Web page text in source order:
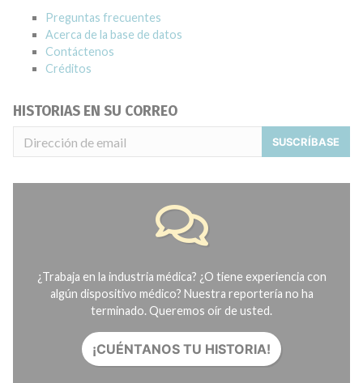
Preguntas frecuentes
Acerca de la base de datos
Contáctenos
Créditos
HISTORIAS EN SU CORREO
SUSCRÍBASE
¿Trabaja en la industria médica? ¿O tiene experiencia con
algún dispositivo médico? Nuestra reportería no ha
terminado. Queremos oír de usted.
¡CUÉNTANOS TU HISTORIA!